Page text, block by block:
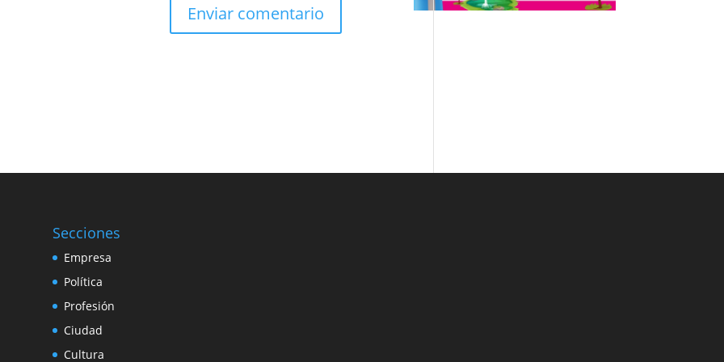
Secciones
Empresa
Política
Profesión
Ciudad
Cultura